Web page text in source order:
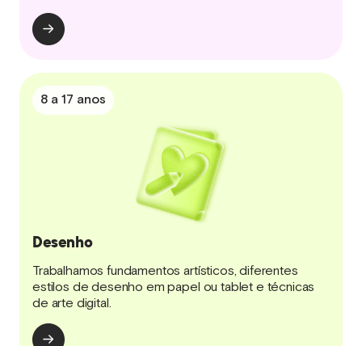
8 a 17 anos
Desenho
Trabalhamos fundamentos artísticos, diferentes
estilos de desenho em papel ou tablet e técnicas
de arte digital.